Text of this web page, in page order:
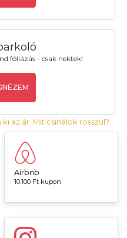
fóliázás - csak nektek!
ki az ár. Mit csinálok rosszul?
Airbnb
10.100 Ft kupon